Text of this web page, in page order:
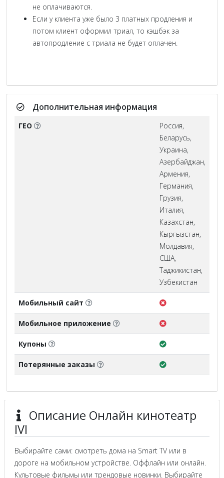
не оплачиваются.
Если у клиента уже было 3 платных продления и
потом клиент оформил триал, то кэшбэк за
автопродление с триала не будет оплачен.
Дополнительная информация
ГЕО
Россия,
Беларусь,
Украина,
Азербайджан,
Армения,
Германия,
Грузия,
Италия,
Казахстан,
Кыргызстан,
Молдавия,
США,
Таджикистан,
Узбекистан
Мобильный сайт
Мобильное приложение
Купоны
Потерянные заказы
Описание Онлайн кинотеатр
IVI
Выбирайте сами: смотреть дома на Smart TV или в
дороге на мобильном устройстве. Оффлайн или онлайн.
Культовые фильмы или трендовые новинки. Выбирайте